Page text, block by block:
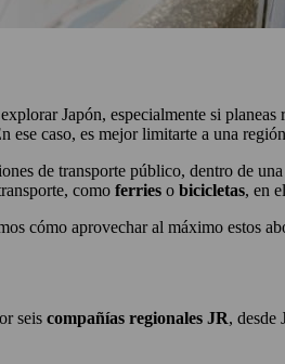
Japón, especialmente si
caso, es mejor limitarte a una
de transporte público, dentro de
como ferries o bicicletas, en
cómo aprovechar al máximo estos
seis compañías regionales JR, desde